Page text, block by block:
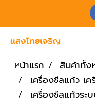
หน้าแรก สินค้าทั้ง
เครื่องซีลแก้ว เ
เครื่องซีลแก้วร